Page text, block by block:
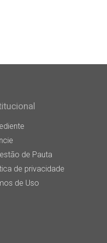
de Pauta
de privacidade
de Uso